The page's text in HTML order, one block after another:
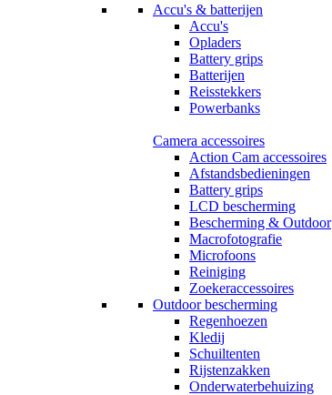
Accu's & batterijen
Accu's
Opladers
Battery grips
Batterijen
Reisstekkers
Powerbanks
Camera accessoires
Action Cam accessoires
Afstandsbedieningen
Battery grips
LCD bescherming
Bescherming & Outdoor
Macrofotografie
Microfoons
Reiniging
Zoekeraccessoires
Outdoor bescherming
Regenhoezen
Kledij
Schuiltenten
Rijstenzakken
Onderwaterbehuizing